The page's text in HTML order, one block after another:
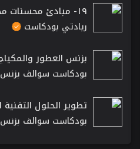
١٩- مبادئ محسنات محركات البحث
ريادتي بودكاست
بودكاست سوالف بزنس
بودكاست سوالف بزنس